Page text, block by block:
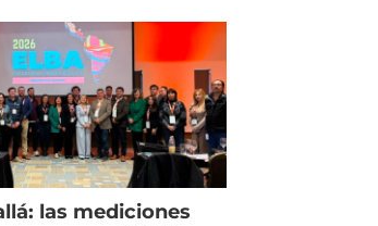
las mediciones